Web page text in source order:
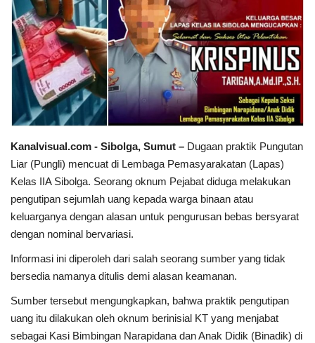
Riau
Bisnis
Jambi
Kaltim
Dunia
Artikel
Ekonomi
Olahraga
Hukum
Nasional
Kanalvisual.com - Sibolga, Sumut – Dugaan praktik Pungutan
Liar (Pungli) mencuat di Lembaga Pemasyarakatan (Lapas)
Kelas IIA Sibolga. Seorang oknum Pejabat diduga melakukan
pengutipan sejumlah uang kepada warga binaan atau
keluarganya dengan alasan untuk pengurusan bebas bersyarat
dengan nominal bervariasi.
Informasi ini diperoleh dari salah seorang sumber yang tidak
bersedia namanya ditulis demi alasan keamanan.
Sumber tersebut mengungkapkan, bahwa praktik pengutipan
uang itu dilakukan oleh oknum berinisial KT yang menjabat
sebagai Kasi Bimbingan Narapidana dan Anak Didik (Binadik) di